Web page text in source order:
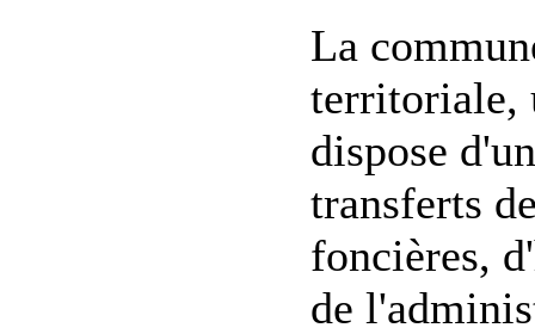
La
territoriale,
dispose
transferts
foncières,
de